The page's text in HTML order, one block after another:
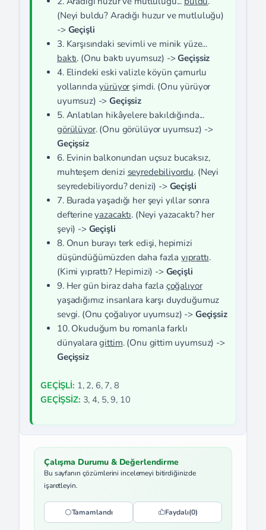
(Neyi buldu? Aradığı huzur ve mutluluğu)
-> Geçişli
3. Karşısındaki sevimli ve minik yüze...
baktı. (Onu baktı uyumsuz) ->Geçişsiz
4. Elindeki eski valizle köyün çamurlu
yollarındayürüyor şimdi. (Onu yürüyor
uyumsuz) ->Geçişsiz
5. Anlatılan hikâyelere bakıldığında...
görülüyor. (Onu görülüyor uyumsuz) ->
Geçişsiz
6. Evinin balkonundan uçsuz bucaksız,
muhteşem denizi seyredebiliyordu. (Neyi
seyredebiliyordu? denizi) -> Geçişli
7. Burada yaşadığı her şeyi yıllar sonra
defterineyazacaktı. (Neyi yazacaktı? her
şeyi) -> Geçişli
8. Onun burayı terk edişi, hepimizi
düşündüğümüzden daha fazla yıprattı.
(Kimi yıprattı? Hepimizi) -> Geçişli
9. Her gün biraz daha fazla çoğalıyor
yaşadığımız insanlara karşı duyduğumuz
sevgi. (Onu çoğalıyor uyumsuz) -> Geçişsiz
10. Okuduğum bu romanla farklı
dünyalaragittim. (Onu gittim uyumsuz) ->
Geçişsiz
GEÇİŞLİ: 1, 2, 6, 7, 8
GEÇİŞSİZ: 3, 4, 5, 9, 10
Çalışma Durumu & Değerlendirme
Bu sayfanın çözümlerini incelemeyi bitirdiğinizde
işaretleyin.
Tamamlandı Faydalı(0)